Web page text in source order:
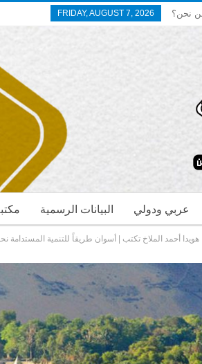
FRIDAY, AUGUST 7, 2026 نحن؟
البيانات الرسمية عربي ودولي
هويدا أحمد الملاخ تكتب | أسوان طريقاً للتنمية المستدامة